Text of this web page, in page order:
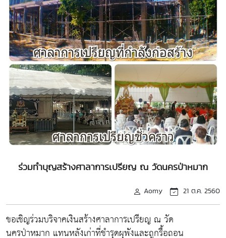
ร่วมทำบุญสร้างศาลาการเปรียญ ณ วัดนครป่าหมาก
Aomy 21 ต.ค. 2560
ขอเชิญร่วมบริจาคเงินสร้างศาลาการเปรียญ ณ วัด
นครป่าหมาก แทนหลังเก่าที่ชำรุดผุพังและถูกรื้อถอน